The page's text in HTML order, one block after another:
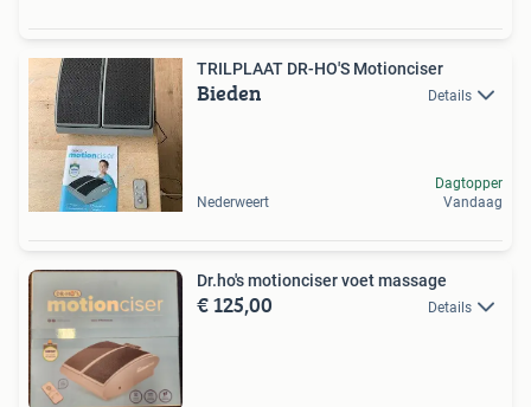
TRILPLAAT DR-HO'S Motionciser
Bieden Details
Nederweert
Dagtopper
Vandaag
Dr.ho's motionciser voet massage
€ 125,00 Details